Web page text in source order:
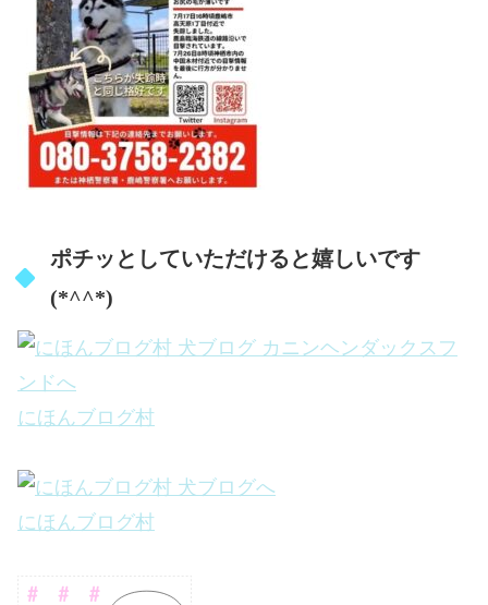
ポチッとしていただけると嬉しいです
(*^^*)
にほんブログ村
にほんブログ村